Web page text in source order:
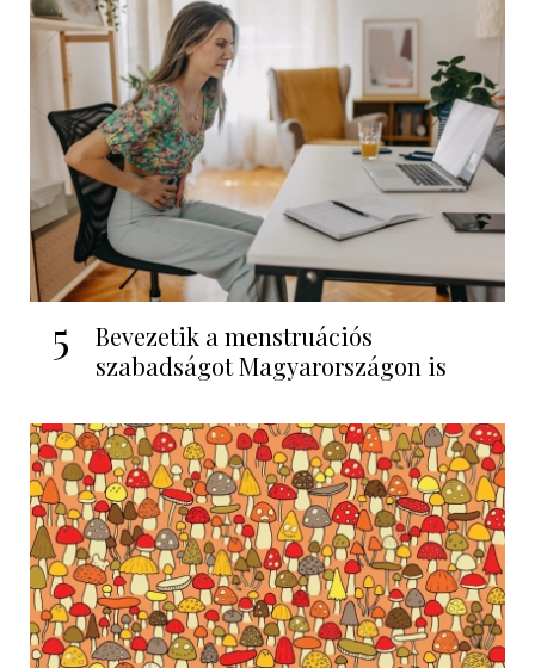
5
Bevezetik a menstruációs
szabadságot Magyarországon is